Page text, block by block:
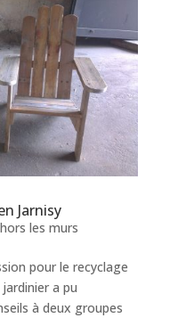
Jarnisy
hors les murs
pour le recyclage
a pu
à deux groupes